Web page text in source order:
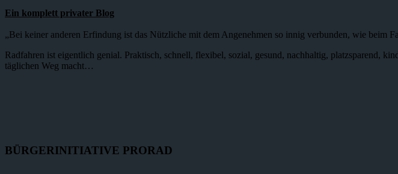
Ein komplett privater Blog
„Bei keiner anderen Erfindung ist das Nützliche mit dem Angenehmen so innig verbunden, wie beim
Radfahren ist eigentlich genial. Praktisch, schnell, flexibel, sozial, gesund, nachhaltig, platzsparend,
täglichen Weg macht…
BÜRGERINITIATIVE PRORAD